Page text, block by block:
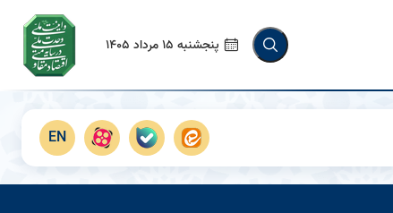
پنجشنبه 15 مرداد 1405
EN